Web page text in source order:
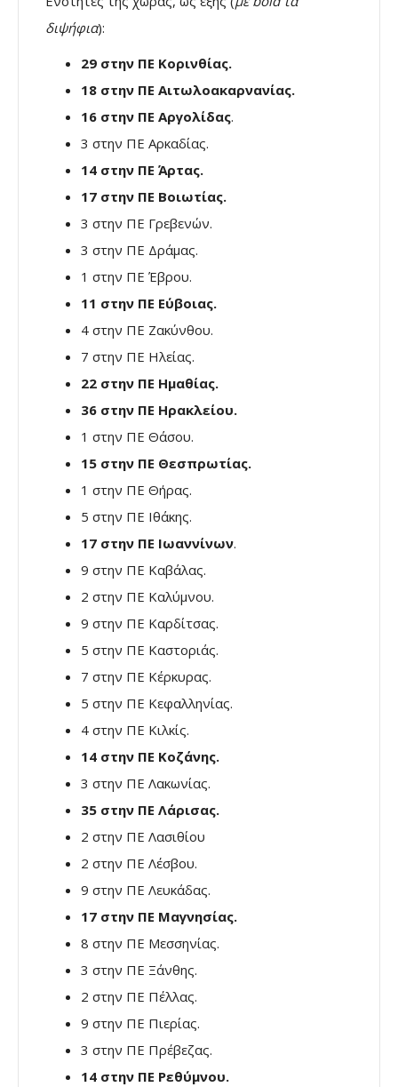
διψήφια):
29 στην ΠΕ Κορινθίας.
18 στην ΠΕ Αιτωλοακαρνανίας.
16 στην ΠΕ Αργολίδας.
3 στην ΠΕ Αρκαδίας.
14 στην ΠΕ Άρτας.
17 στην ΠΕ Βοιωτίας.
3 στην ΠΕ Γρεβενών.
3 στην ΠΕ Δράμας.
1 στην ΠΕ Έβρου.
11 στην ΠΕ Εύβοιας.
4 στην ΠΕ Ζακύνθου.
7 στην ΠΕ Ηλείας.
22 στην ΠΕ Ημαθίας.
36 στην ΠΕ Ηρακλείου.
1 στην ΠΕ Θάσου.
15 στην ΠΕ Θεσπρωτίας.
1 στην ΠΕ Θήρας.
5 στην ΠΕ Ιθάκης.
17 στην ΠΕ Ιωαννίνων.
9 στην ΠΕ Καβάλας.
2 στην ΠΕ Καλύμνου.
9 στην ΠΕ Καρδίτσας.
5 στην ΠΕ Καστοριάς.
7 στην ΠΕ Κέρκυρας.
5 στην ΠΕ Κεφαλληνίας.
4 στην ΠΕ Κιλκίς.
14 στην ΠΕ Κοζάνης.
3 στην ΠΕ Λακωνίας.
35 στην ΠΕ Λάρισας.
2 στην ΠΕ Λασιθίου
2 στην ΠΕ Λέσβου.
9 στην ΠΕ Λευκάδας.
17 στην ΠΕ Μαγνησίας.
8 στην ΠΕ Μεσσηνίας.
3 στην ΠΕ Ξάνθης.
2 στην ΠΕ Πέλλας.
9 στην ΠΕ Πιερίας.
3 στην ΠΕ Πρέβεζας.
14 στην ΠΕ Ρεθύμνου.